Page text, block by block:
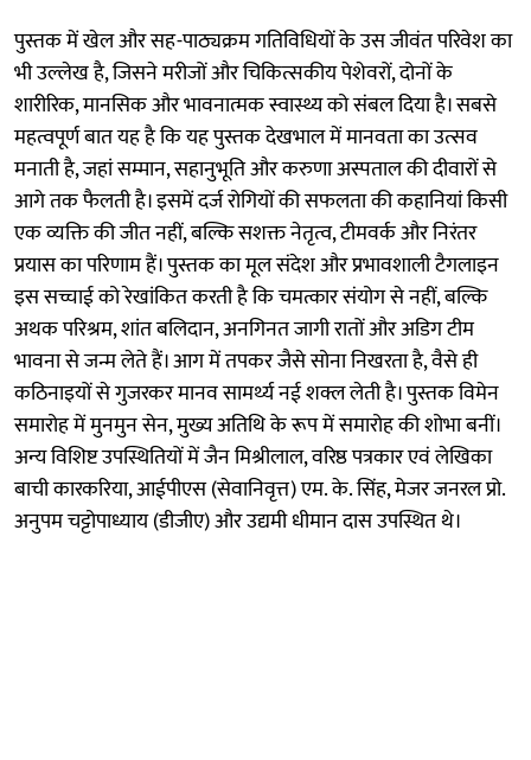
पुस्तक में खेल और सह-पाठ्यक्रम गतिविधियों के उस जीवंत परिवेश का
भी उल्लेख है, जिसने मरीजों और चिकित्सकीय पेशेवरों, दोनों के
शारीरिक, मानसिक और भावनात्मक स्वास्थ्य को संबल दिया है। सबसे
महत्वपूर्ण बात यह है कि यह पुस्तक देखभाल में मानवता का उत्सव
मनाती है, जहां सम्मान, सहानुभूति और करुणा अस्पताल की दीवारों से
आगे तक फैलती है। इसमें दर्ज रोगियों की सफलता की कहानियां किसी
एक व्यक्ति की जीत नहीं, बल्कि सशक्त नेतृत्व, टीमवर्क और निरंतर
प्रयास का परिणाम हैं। पुस्तक का मूल संदेश और प्रभावशाली टैगलाइन
इस सच्चाई को रेखांकित करती है कि चमत्कार संयोग से नहीं, बल्कि
अथक परिश्रम, शांत बलिदान, अनगिनत जागी रातों और अडिग टीम
भावना से जन्म लेते हैं। आग में तपकर जैसे सोना निखरता है, वैसे ही
कठिनाइयों से गुजरकर मानव सामर्थ्य नई शक्ल लेती है। पुस्तक विमेन
समारोह में मुनमुन सेन, मुख्य अतिथि के रूप में समारोह की शोभा बनीं।
अन्य विशिष्ट उपस्थितियों में जैन मिश्रीलाल, वरिष्ठ पत्रकार एवं लेखिका
बाची कारकरिया, आईपीएस (सेवानिवृत्त) एम. के. सिंह, मेजर जनरल प्रो.
अनुपम चट्टोपाध्याय (डीजीए) और उद्यमी धीमान दास उपस्थित थे।